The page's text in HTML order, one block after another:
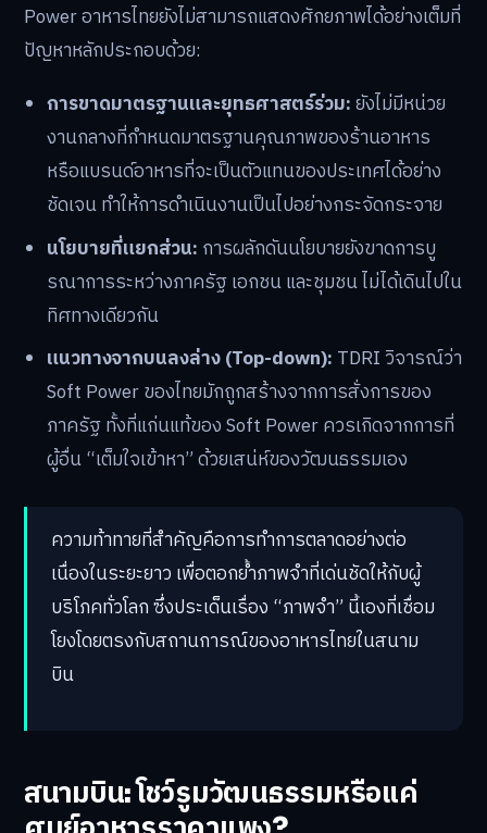
Power อาหารไทยยังไม่สามารถแสดงศักยภาพได้อย่างเต็มที่
ปัญหาหลักประกอบด้วย:
การขาดมาตรฐานและยุทธศาสตร์ร่วม:ยังไม่มีหน่วย
งานกลางที่กำหนดมาตรฐานคุณภาพของร้านอาหาร
หรือแบรนด์อาหารที่จะเป็นตัวแทนของประเทศได้อย่าง
ชัดเจน ทำให้การดำเนินงานเป็นไปอย่างกระจัดกระจาย
นโยบายที่แยกส่วน: การผลักดันนโยบายยังขาดการบู
รณาการระหว่างภาครัฐ เอกชน และชุมชน ไม่ได้เดินไปใน
ทิศทางเดียวกัน
แนวทางจากบนลงล่าง (Top-down): TDRI วิจารณ์ว่า
Soft Power ของไทยมักถูกสร้างจากการสั่งการของ
ภาครัฐ ทั้งที่แก่นแท้ของ Soft Power ควรเกิดจากการที่
ผู้อื่น “เต็มใจเข้าหา” ด้วยเสน่ห์ของวัฒนธรรมเอง
ความท้าทายที่สำคัญคือการทำการตลาดอย่างต่อ
เนื่องในระยะยาว เพื่อตอกย้ำภาพจำที่เด่นชัดให้กับผู้
บริโภคทั่วโลก ซึ่งประเด็นเรื่อง “ภาพจำ” นี้เองที่เชื่อม
โยงโดยตรงกับสถานการณ์ของอาหารไทยในสนาม
บิน
สนามบิน: โชว์รูมวัฒนธรรมหรือแค่